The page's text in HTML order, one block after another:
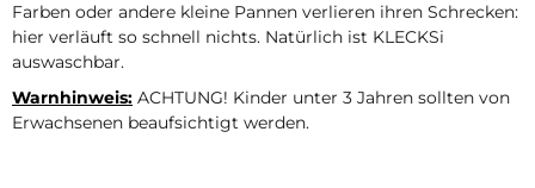
Farben oder andere kleine Pannen verlieren ihren Schrecken:
hier verläuft so schnell nichts. Natürlich ist KLECKSi
auswaschbar.
Warnhinweis: ACHTUNG! Kinder unter 3 Jahren sollten von
Erwachsenen beaufsichtigt werden.